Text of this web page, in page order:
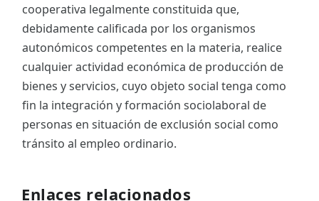
cooperativa legalmente constituida que,
debidamente calificada por los organismos
autonómicos competentes en la materia, realice
cualquier actividad económica de producción de
bienes y servicios, cuyo objeto social tenga como
fin la integración y formación sociolaboral de
personas en situación de exclusión social como
tránsito al empleo ordinario.
Enlaces relacionados